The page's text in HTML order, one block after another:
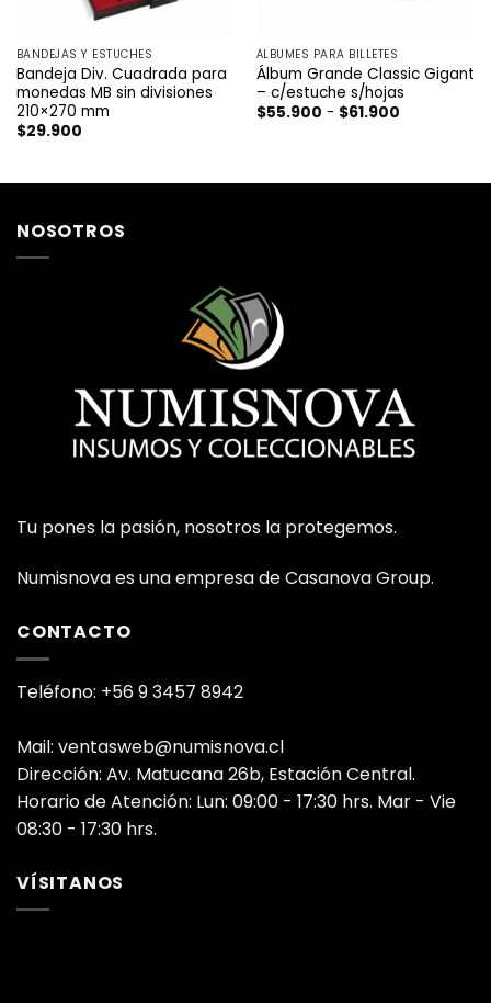
BANDEJAS Y ESTUCHES
Bandeja Div. Cuadrada para
monedas MB sin divisiones
210×270 mm
$29.900
ÁLBUMES PARA BILLETES
Álbum Grande Classic Gigant
– c/estuche s/hojas
$55.900 - $61.900Rango
hasta
NOSOTROS
Tu pones la pasión, nosotros la protegemos.
Numisnova es una empresa de Casanova Group.
CONTACTO
Teléfono: +56 9 3457 8942
Mail: ventasweb@numisnova.cl
Dirección: Av. Matucana 26b, Estación Central.
Horario de Atención: Lun: 09:00 - 17:30 hrs. Mar - Vie
08:30 - 17:30 hrs.
VÍSITANOS